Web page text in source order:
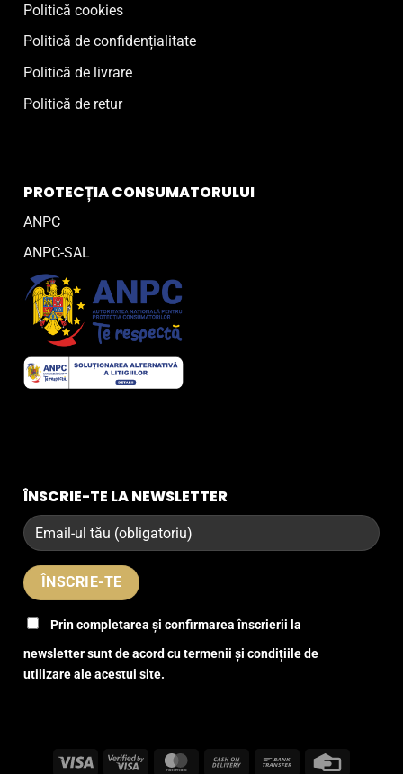
Politică cookies
Politică de confidențialitate
Politică de livrare
Politică de retur
PROTECȚIA CONSUMATORULUI
ANPC
ANPC-SAL
ÎNSCRIE-TE LA NEWSLETTER
Prin completarea și confirmarea înscrierii la
newsletter sunt de acord cu termenii și condițiile de
utilizare ale acestui site.
Visa Visa MasterCardCash Bank